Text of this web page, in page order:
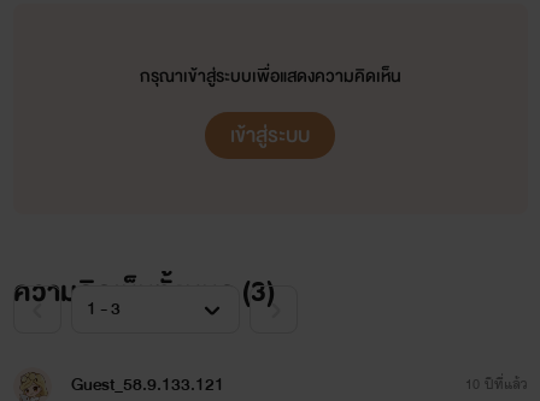
กรุณาเข้าสู่ระบบเพื่อแสดงความคิดเห็น
เข้าสู่ระบบ
ความคิดเห็นทั้งหมด (3)
Guest_58.9.133.121 10 ปีที่แล้ว